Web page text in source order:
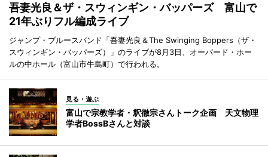
吾妻光良＆ザ・スウィンギン・バッパーズ 富山で
21年ぶりフル編成ライブ
ジャンプ・ブルースバンド「吾妻光良＆The Swinging Boppers（ザ・
スウィンギン・バッパーズ）」のライブが8月3日、オーバード・ホー
ルの中ホール（富山市牛島町）で行われる。
見る・遊ぶ
富山で宗教学者・釈徹宗さんトーク企画 天文物理
学者BossBさんと対談